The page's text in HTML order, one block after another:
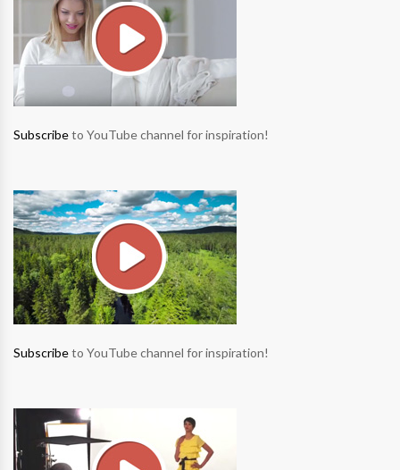
Subscribeto YouTube channel for inspiration!
Subscribeto YouTube channel for inspiration!